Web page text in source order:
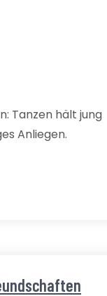
Tanzen hält jung
Anliegen.